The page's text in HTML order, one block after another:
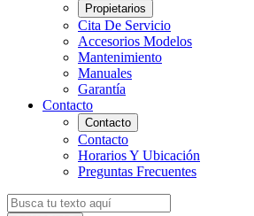
Propietarios
Cita De Servicio
Accesorios Modelos
Mantenimiento
Manuales
Garantía
Contacto
Contacto
Contacto
Horarios Y Ubicación
Preguntas Frecuentes